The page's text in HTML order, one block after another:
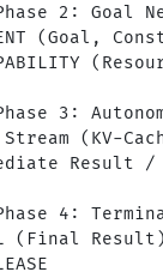
2: Goal
(Goal,
3:
(KV-
Result /
4:
(Final Result)